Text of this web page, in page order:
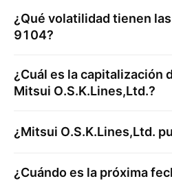
¿Qué volatilidad tienen
9104?
¿Cuál es la capitalización
Mitsui O.S.K.Lines,Ltd.?
¿Mitsui O.S.K.Lines,Ltd.
¿Cuándo es la próxima